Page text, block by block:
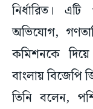
নির্ধারিত।
অভিযোগ,
কমিশনকে
বাংলায় বিজেপি
তিনি বলেন,